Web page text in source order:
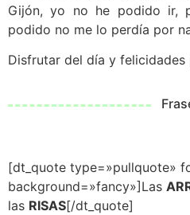
Gijón, yo no he podido ir,
podido no me lo perdía por
Disfrutar del día y felicidades
[dt_quote type=»pullquote»
background=»fancy»]Las
las RISAS[/dt_quote]